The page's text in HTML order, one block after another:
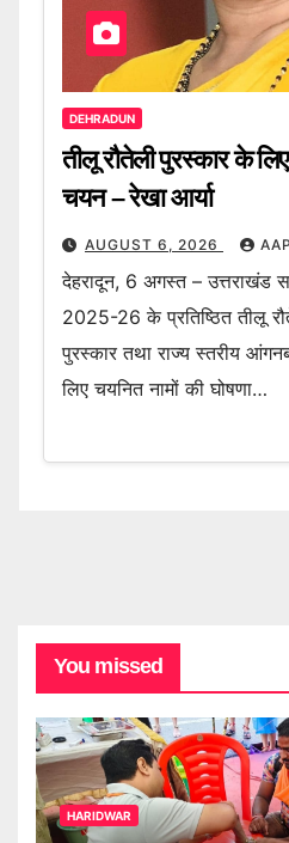
DEHRADUN
तीलू रौतेली पुरस्कार के
चयन – रेखा आर्या
AUGUST 6, 2026
देहरादून, 6 अगस्त – उत्तराखंड
2025-26 के प्रतिष्ठित तीलू
पुरस्कार तथा राज्य स्तरीय
लिए चयनित नामों की घोषणा…
You missed
HARIDWAR